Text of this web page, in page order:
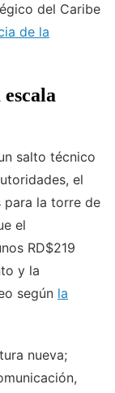
del Caribe
de la
salto técnico
el
para la torre de
el
RD$219
y la
según la
nueva;